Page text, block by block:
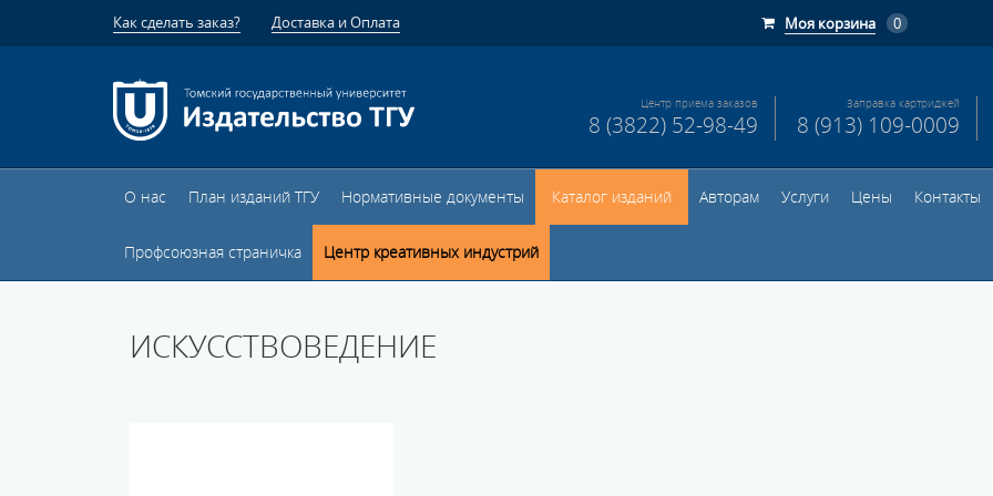
Как сделать заказ? Доставка и Оплата Моя корзина 0
Центр приема заказов
8 (3822) 52-98-49
Заправка картриджей
8 (913) 109-0009
О нас План изданий ТГУ Нормативные документы Каталог изданий Авторам Услуги Цены Контакты
Профсоюзная страничка Центр креативных индустрий
ИСКУССТВОВЕДЕНИЕ